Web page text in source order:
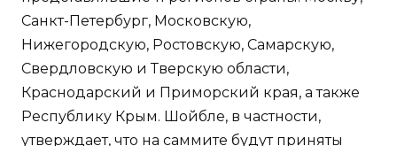
Санкт-Петербург, Московскую,
Нижегородскую, Ростовскую, Самарскую,
Свердловскую и Тверскую области,
Краснодарский и Приморский края, а также
Республику Крым. Шойбле, в частности,
утверждает, что на саммите будут приняты